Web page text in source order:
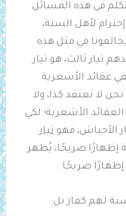
في هذه المسائل
لأهل السنة،
في مثل هذه
تيار ثالث، هو تيار
عقائد الأشعرية
لا نعتقد كذا، ولا
الأشعرية؛ لكي
الأحباش، فهوتيار
إظهارًا صريحًا، يُظهر
صريحًا.
لهم كفار بل: